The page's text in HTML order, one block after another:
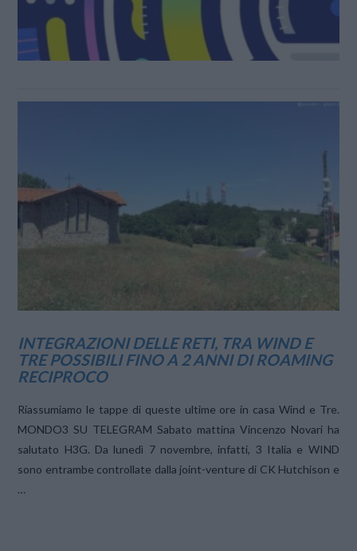
INTEGRAZIONI DELLE RETI, TRA WIND E
TRE POSSIBILI FINO A 2 ANNI DI ROAMING
RECIPROCO
Riassumiamo le tappe di queste ultime ore in casa Wind e Tre.
MONDO3 SU TELEGRAM Sabato mattina Vincenzo Novari ha
salutato H3G. Da lunedì 7 novembre, infatti, 3 Italia e WIND
sono entrambe controllate dalla joint-venture di CK Hutchison e
…